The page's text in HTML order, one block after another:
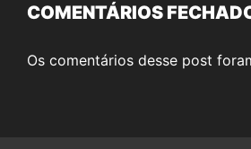
COMENTÁRIOS
Os comentários desse post